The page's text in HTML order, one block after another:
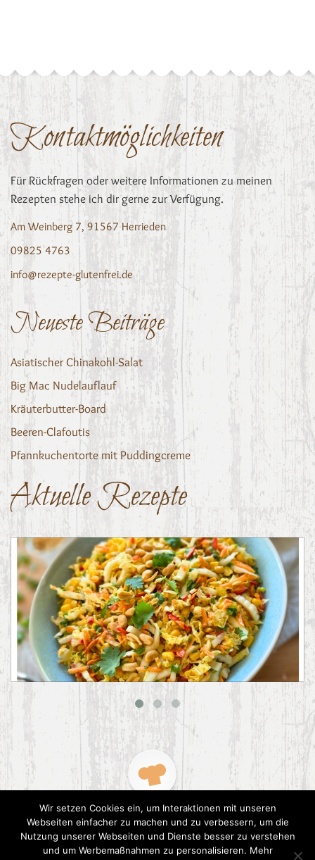
Kontaktmöglichkeiten
Für Rückfragen oder weitere Informationen zu meinen
Rezepten stehe ich dir gerne zur Verfügung.
Am Weinberg 7, 91567 Herrieden
09825 4763
info@rezepte-glutenfrei.de
Neueste Beiträge
Asiatischer Chinakohl-Salat
Big Mac Nudelauflauf
Kräuterbutter-Board
Beeren-Clafoutis
Pfannkuchentorte mit Puddingcreme
Aktuelle Rezepte
Asiatischer Chinakohl-Salat
Wir setzen Cookies ein, um Interaktionen mit unseren
Webseiten einfacher zu machen und zu verbessern, um die
Nutzung unserer Webseiten und Dienste besser zu verstehen
und um Werbemaßnahmen zu personalisieren. Mehr